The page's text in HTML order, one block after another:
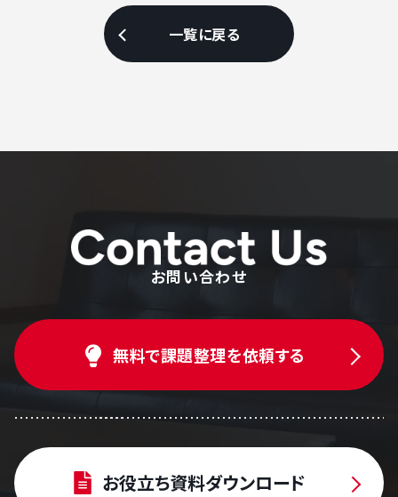
一覧に戻る
お問い合わせ
無料で課題整理を依頼する
お役立ち資料ダウンロード